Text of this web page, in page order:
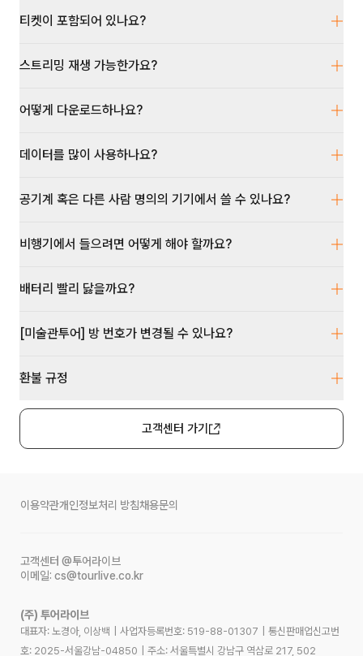
티켓이 포함되어 있나요?
스트리밍 재생 가능한가요?
어떻게 다운로드하나요?
데이터를 많이 사용하나요?
공기계 혹은 다른 사람 명의의 기기에서 쓸 수 있나요?
비행기에서 들으려면 어떻게 해야 할까요?
배터리 빨리 닳을까요?
[미술관투어] 방 번호가 변경될 수 있나요?
환불 규정
고객센터 가기
이용약관개인정보처리 방침채용문의
고객센터 @투어라이브
이메일: cs@tourlive.co.kr
(주) 투어라이브
대표자: 노경아, 이상백 사업자등록번호: 519-88-01307
통신판매업신고번
호: 2025-서울강남-04850 주소: 서울특별시 강남구 역삼로 217, 502